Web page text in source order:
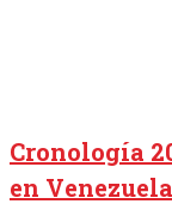
Cronología
en Venezuela